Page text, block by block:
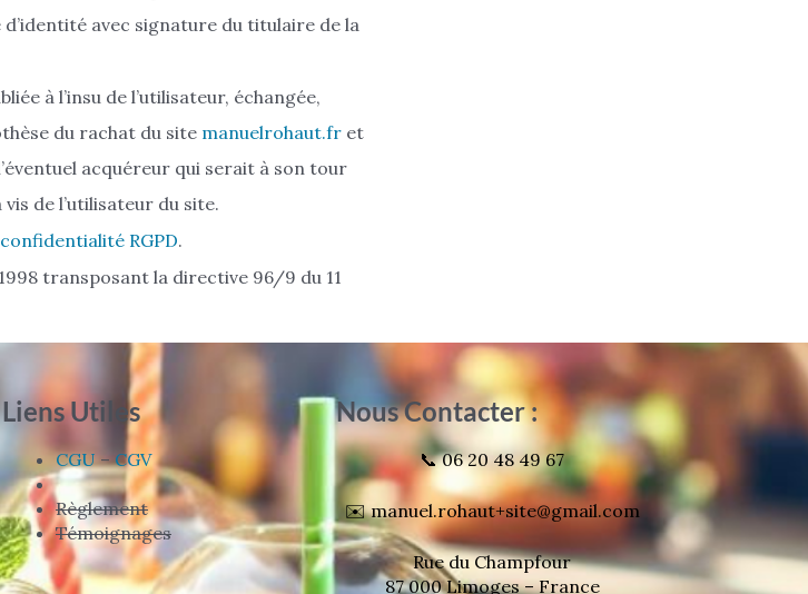
avec signature du titulaire de la
à l’insu de l’utilisateur, échangée,
du rachat du site manuelrohaut.fr et
acquéreur qui serait à son tour
de l’utilisateur du site.
RGPD.
transposant la directive 96/9 du 11
Liens Utiles
CGU–CGV
Règlement
Témoignages
Nous Contacter :
📞 06 20 48 49 67
✉️ manuel.rohaut+site@gmail.com
Rue du Champfour
87 000 Limoges – France